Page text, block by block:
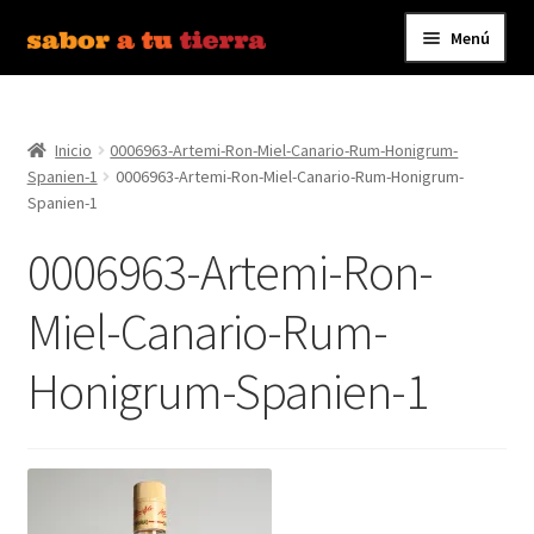
Ir
a
Ir
al
Menú
Bebidas
Carnes y Embutidos
Carrito
Conservas y Platos Preparados
Contáctanos
Inicio
0006963-Artemi-Ron-Miel-Canario-Rum-Honigrum-
Spanien-1
0006963-Artemi-Ron-Miel-Canario-Rum-Honigrum-
Spanien-1
0006963-Artemi-Ron-
Miel-Canario-Rum-
Honigrum-Spanien-1